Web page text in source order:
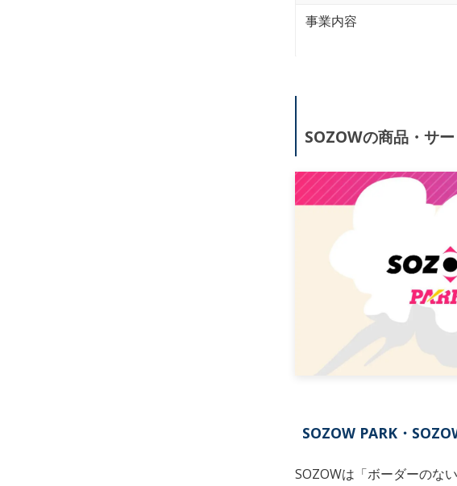
事業内容
SOZOWの商品・サ
SOZOW PARK・
SOZOWは「ボーダーのな